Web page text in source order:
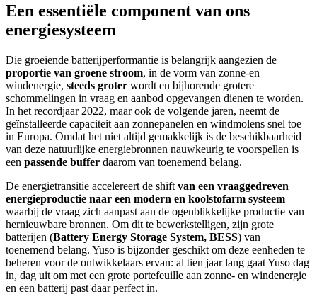
Een essentiële component van ons
energiesysteem
Die groeiende batterijperformantie is belangrijk aangezien de
proportie van groene stroom, in de vorm van zonne-en
windenergie, steeds groter wordt en bijhorende grotere
schommelingen in vraag en aanbod opgevangen dienen te worden.
In het recordjaar 2022, maar ook de volgende jaren, neemt de
geïnstalleerde capaciteit aan zonnepanelen en windmolens snel toe
in Europa. Omdat het niet altijd gemakkelijk is de beschikbaarheid
van deze natuurlijke energiebronnen nauwkeurig te voorspellen is
een passende buffer daarom van toenemend belang.
De energietransitie accelereert de shift van een vraaggedreven
energieproductie naar een modern en koolstofarm systeem
waarbij de vraag zich aanpast aan de ogenblikkelijke productie van
hernieuwbare bronnen. Om dit te bewerkstelligen, zijn grote
batterijen (Battery Energy Storage System, BESS) van
toenemend belang. Yuso is bijzonder geschikt om deze eenheden te
beheren voor de ontwikkelaars ervan: al tien jaar lang gaat Yuso dag
in, dag uit om met een grote portefeuille aan zonne- en windenergie
en een batterij past daar perfect in.